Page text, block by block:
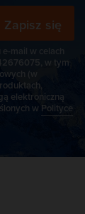
Zapisz się
mail w celach
w tym
(w
elektroniczną
w Polityce